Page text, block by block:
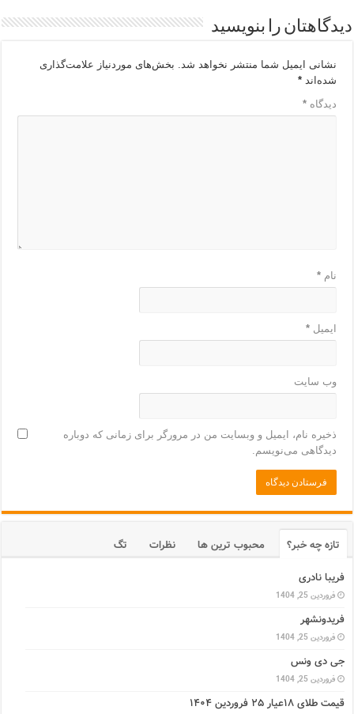
دیدگاهتان را بنویسید
نشانی ایمیل شما منتشر نخواهد شد.
بخش‌های موردنیاز علامت‌گذاری
شده‌اند*
دیدگاه*
نام*
ایمیل*
وب‌ سایت
ذخیره نام، ایمیل و وبسایت من در مرورگر برای زمانی که دوباره
دیدگاهی می‌نویسم.
تازه چه خبر؟ محبوب ترین ها نظرات
تگ
فریبا نادری
فروردین 25, 1404
فریدونشهر
فروردین 25, 1404
جی دی ونس
فروردین 25, 1404
قیمت طلای ۱۸عیار ۲۵ فروردین ۱۴۰۴